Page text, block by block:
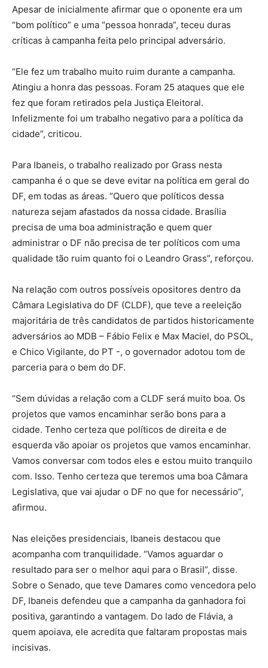
Apesar de inicialmente afirmar que o oponente era um
“bom político” e uma “pessoa honrada”, teceu duras
críticas à campanha feita pelo principal adversário.
“Ele fez um trabalho muito ruim durante a campanha.
Atingiu a honra das pessoas. Foram 25 ataques que ele
fez que foram retirados pela Justiça Eleitoral.
Infelizmente foi um trabalho negativo para a política da
cidade”, criticou.
Para Ibaneis, o trabalho realizado por Grass nesta
campanha é o que se deve evitar na política em geral do
DF, em todas as áreas. “Quero que políticos dessa
natureza sejam afastados da nossa cidade. Brasília
precisa de uma boa administração e quem quer
administrar o DF não precisa de ter políticos com uma
qualidade tão ruim quanto foi o Leandro Grass”, reforçou.
Na relação com outros possíveis opositores dentro da
Câmara Legislativa do DF (CLDF), que teve a reeleição
majoritária de três candidatos de partidos historicamente
adversários ao MDB – Fábio Felix e Max Maciel, do PSOL,
e Chico Vigilante, do PT -, o governador adotou tom de
parceria para o bem do DF.
“Sem dúvidas a relação com a CLDF será muito boa. Os
projetos que vamos encaminhar serão bons para a
cidade. Tenho certeza que políticos de direita e de
esquerda vão apoiar os projetos que vamos encaminhar.
Vamos conversar com todos eles e estou muito tranquilo
com. Isso. Tenho certeza que teremos uma boa Câmara
Legislativa, que vai ajudar o DF no que for necessário”,
afirmou.
Nas eleições presidenciais, Ibaneis destacou que
acompanha com tranquilidade. “Vamos aguardar o
resultado para ser o melhor aqui para o Brasil”, disse.
Sobre o Senado, que teve Damares como vencedora pelo
DF, Ibaneis defendeu que a campanha da ganhadora foi
positiva, garantindo a vantagem. Do lado de Flávia, a
quem apoiava, ele acredita que faltaram propostas mais
incisivas.